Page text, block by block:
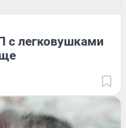
с легковушками